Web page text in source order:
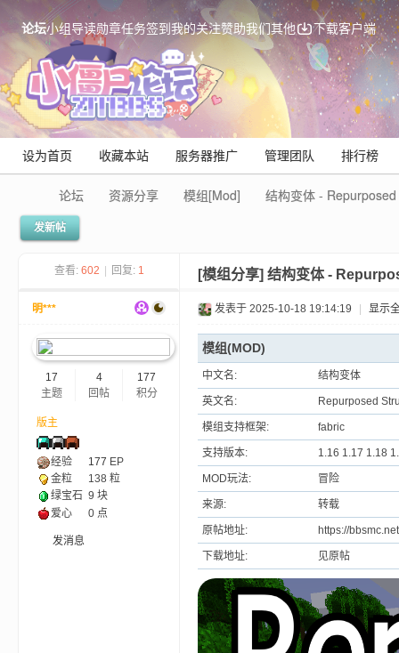
论坛小组导读勋章任务签到我的关注赞助我们其他 下载客户端
设为首页 收藏本站 服务器推广 管理团队 排行榜
论坛 资源分享 模组[Mod] 结构变体 -
发新帖
查看: 602 回复: 1 [模组分享] 结构变体 -
明***
17
主题
4
回帖
177
积分
版主
经验 177 EP
金粒
138 粒
绿宝石 9 块
爱心
0 点
发消息
发表于 2025-10-18 19:14:19 显示
模组(MOD)
中文名: 结构变体
英文名: Repurposed
模组支持框架: fabric
支持版本: 1.16 1.17 1.18
MOD玩法: 冒险
来源: 转载
原帖地址: https://
下载地址: 见原帖